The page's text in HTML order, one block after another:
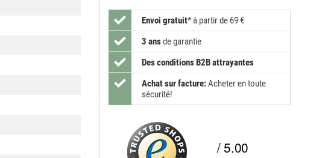
Envoi gratuit* à partir de 69 €
3 ansde garantie
Des conditions B2B attrayantes
Achat sur facture:Acheter en toute
sécurité!
/ 5.00